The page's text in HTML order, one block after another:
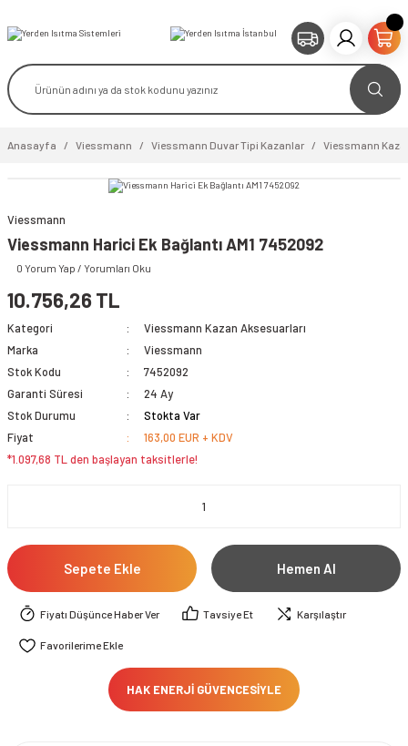
Anasayfa Viessmann Viessmann Duvar Tipi Kazanlar Viessmann
Viessmann
Viessmann Harici Ek Bağlantı AM1 7452092
0 Yorum Yap / Yorumları Oku
10.756,26 TL
Kategori
Viessmann Kazan Aksesuarları
Marka
Viessmann
Stok Kodu
7452092
Garanti Süresi
24 Ay
Stok Durumu
Stokta Var
Fiyat
163,00 EUR + KDV
*1.097,68 TL den başlayan taksitlerle!
Sepete Ekle Hemen Al
Fiyatı Düşünce Haber Ver Tavsiye Et Karşılaştır
HAK ENERJİ GÜVENCESİYLE